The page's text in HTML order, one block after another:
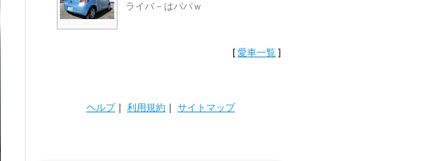
ライバ－はパパｗ
[愛車一覧 ]
ヘルプ｜ 利用規約 サイトマップ